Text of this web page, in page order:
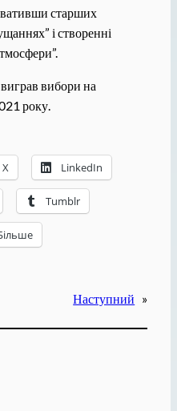
старших
і створенні
вибори на
року.
X LinkedIn
Tumblr
Наступний »